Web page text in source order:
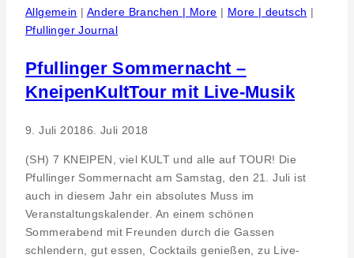
Region
Reutlingen
8250
für
guten
Allgemein | Andere Branchen | More | More | deutsch |
Pfullinger Journal
Pfullinger Sommernacht –
KneipenKultTour mit Live-Musik
9. Juli 20186. Juli 2018
(SH) 7 KNEIPEN, viel KULT und alle auf TOUR! Die
Pfullinger Sommernacht am Samstag, den 21. Juli ist
auch in diesem Jahr ein absolutes Muss im
Veranstaltungskalender. An einem schönen
Sommerabend mit Freunden durch die Gassen
schlendern, gut essen, Cocktails genießen, zu Live-